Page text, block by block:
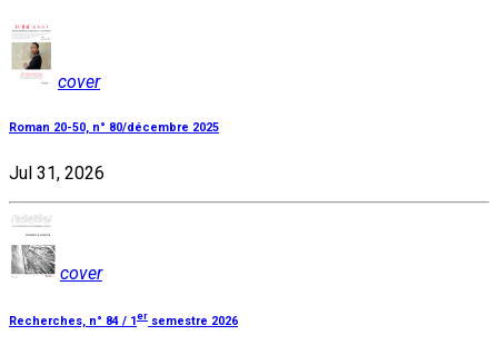
cover
Roman 20-50, n° 80/décembre 2025
Jul 31, 2026
cover
Recherches, n° 84 / 1 er semestre 2026